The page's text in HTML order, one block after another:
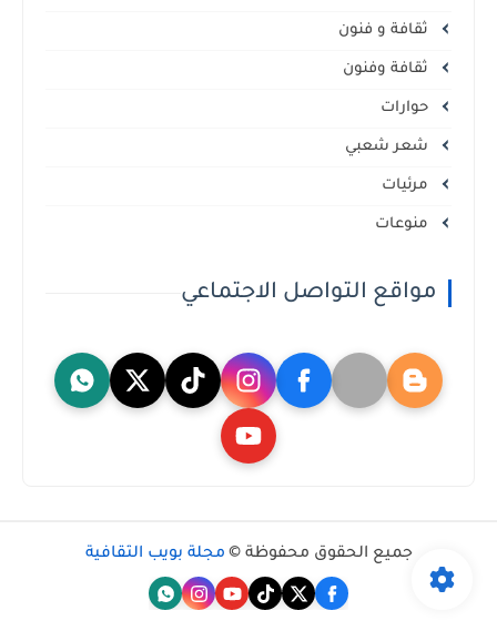
ثقافة و فنون
ثقافة وفنون
حوارات
شعر شعبي
مرئيات
منوعات
مواقع التواصل الاجتماعي
جميع الحقوق محفوظة © مجلة بويب الثقافية